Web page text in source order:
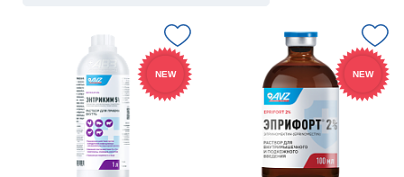
NEW NEW